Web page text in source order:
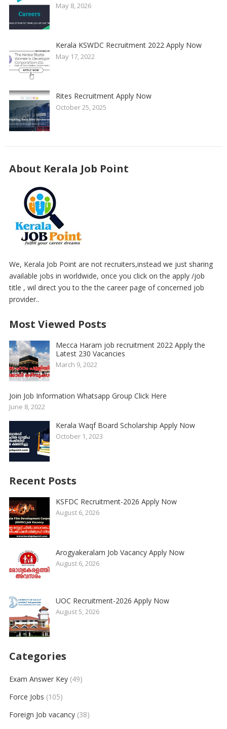
May 8, 2026
Kerala KSWDC Recruitment 2022 Apply Now
May 17, 2022
Rites Recruitment Apply Now
October 25, 2025
About Kerala Job Point
We, Kerala Job Point are not recruiters,instead we just sharing
available jobs in worldwide, once you click on the apply /job
title , wil direct you to the the career page of concerned job
provider..
Most Viewed Posts
Mecca Haram job recruitment 2022 Apply the
Latest 230 Vacancies
March 9, 2022
Join Job Information Whatsapp Group Click Here
June 8, 2022
Kerala Waqf Board Scholarship Apply Now
October 1, 2023
Recent Posts
KSFDC Recruitment-2026 Apply Now
August 6, 2026
Arogyakeralam Job Vacancy Apply Now
August 6, 2026
UOC Recruitment-2026 Apply Now
August 5, 2026
Categories
Exam Answer Key(49)
Force Jobs (105)
Foreign Job vacancy(38)